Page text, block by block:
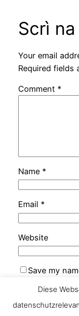
Scrì
Your email
Required fields
Comment *
Name *
Email *
Website
Save my
Diese